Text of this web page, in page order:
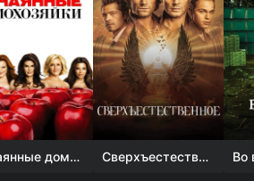
Отчаянные домохозяйки (1 сезон) Сверхъестественное